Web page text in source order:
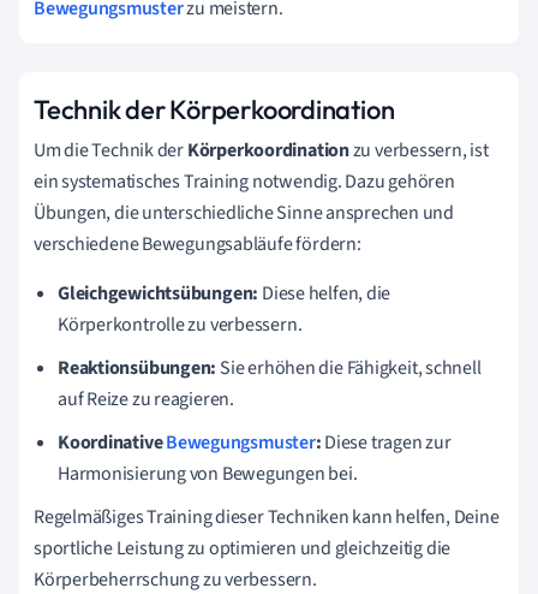
Bewegungsmusterzu meistern.
Technik der Körperkoordination
Um die Technik derKörperkoordinationzu verbessern, ist
ein systematisches Training notwendig. Dazu gehören
Übungen, die unterschiedliche Sinne ansprechen und
verschiedene Bewegungsabläufe fördern:
Gleichgewichtsübungen: Diese helfen, die
Körperkontrolle zu verbessern.
Reaktionsübungen: Sie erhöhen die Fähigkeit, schnell
auf Reize zu reagieren.
KoordinativeBewegungsmuster:Diese tragen zur
Harmonisierung von Bewegungen bei.
Regelmäßiges Training dieser Techniken kann helfen, Deine
sportliche Leistung zu optimieren und gleichzeitig die
Körperbeherrschung zu verbessern.